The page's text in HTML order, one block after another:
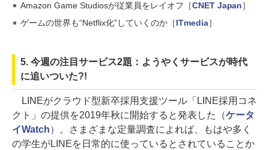
Amazon Game Studiosが従業員をレイオフ［CNET Japan］
ゲームの世界も“Netflix化”していくのか［ITmedia］
5. 今週の注目サービス2題：ようやくサービスが時代
に追いついた?!
LINEがクラウド型新卒採用支援ツール「LINE採用コネ
クト」の提供を2019年秋に開始すると発表した（ケータ
イWatch）。さまざまな定量調査によれば、もはや多く
の学生がLINEを日常的に使っているとされていることか